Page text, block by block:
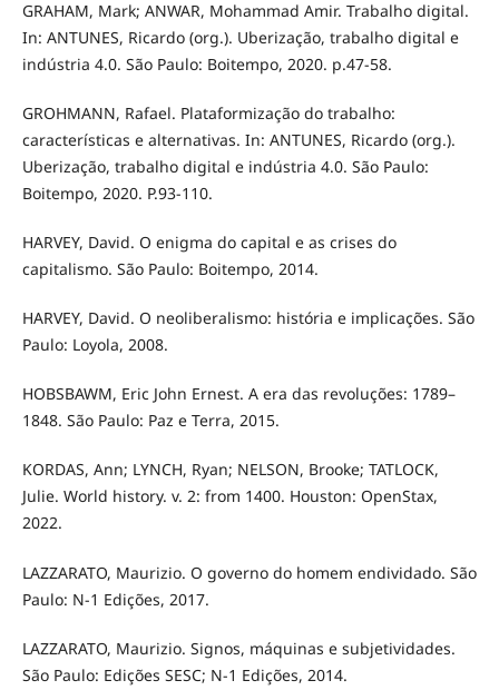
GRAHAM, Mark; ANWAR, Mohammad Amir. Trabalho digital.
In: ANTUNES, Ricardo (org.). Uberização, trabalho digital e
indústria 4.0. São Paulo: Boitempo, 2020. p.47-58.
GROHMANN, Rafael. Plataformização do trabalho:
características e alternativas. In: ANTUNES, Ricardo (org.).
Uberização, trabalho digital e indústria 4.0. São Paulo:
Boitempo, 2020. P.93-110.
HARVEY, David. O enigma do capital e as crises do
capitalismo. São Paulo: Boitempo, 2014.
HARVEY, David. O neoliberalismo: história e implicações. São
Paulo: Loyola, 2008.
HOBSBAWM, Eric John Ernest. A era das revoluções: 1789–
1848. São Paulo: Paz e Terra, 2015.
KORDAS, Ann; LYNCH, Ryan; NELSON, Brooke; TATLOCK,
Julie. World history. v. 2: from 1400. Houston: OpenStax,
2022.
LAZZARATO, Maurizio. O governo do homem endividado. São
Paulo: N-1 Edições, 2017.
LAZZARATO, Maurizio. Signos, máquinas e subjetividades.
São Paulo: Edições SESC; N-1 Edições, 2014.